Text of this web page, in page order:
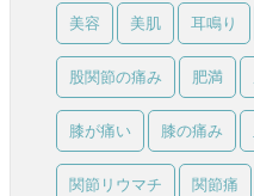
美容 美肌 耳鳴り
股関節の痛み 肥満
膝が痛い 膝の痛み
関節リウマチ 関節痛